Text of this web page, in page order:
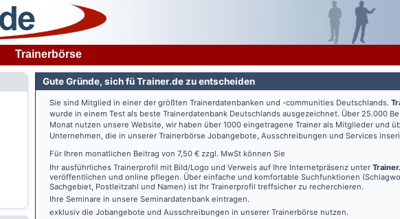
Trainerbörse
Gute Gründe, sich fü Trainer.de zu entscheiden
Sie sind Mitglied in einer der größten Trainerdatenbanken und -communities Deutschlands.
wurde in einem Test als beste Trainerdatenbank Deutschlands ausgezeichnet. Über 25.000
Monat nutzen unsere Website, wir haben über 1000 eingetragene Trainer als Mitglieder und
Unternehmen, die in unserer Trainerbörse Jobangebote, Ausschreibungen und Services
Für Ihren monatlichen Beitrag von 7,50 € zzgl. MwSt können Sie
Ihr ausführliches Trainerprofil mit Bild/Logo und Verweis auf Ihre Internetpräsenz unter
veröffentlichen und online pflegen. Über einfache und komfortable Suchfunktionen
Sachgebiet, Postleitzahl und Namen) ist Ihr Trainerprofil treffsicher zu recherchieren.
Ihre Seminare in unsere Seminardatenbank eintragen.
exklusiv die Jobangebote und Ausschreibungen in unserer Trainerbörse nutzen.